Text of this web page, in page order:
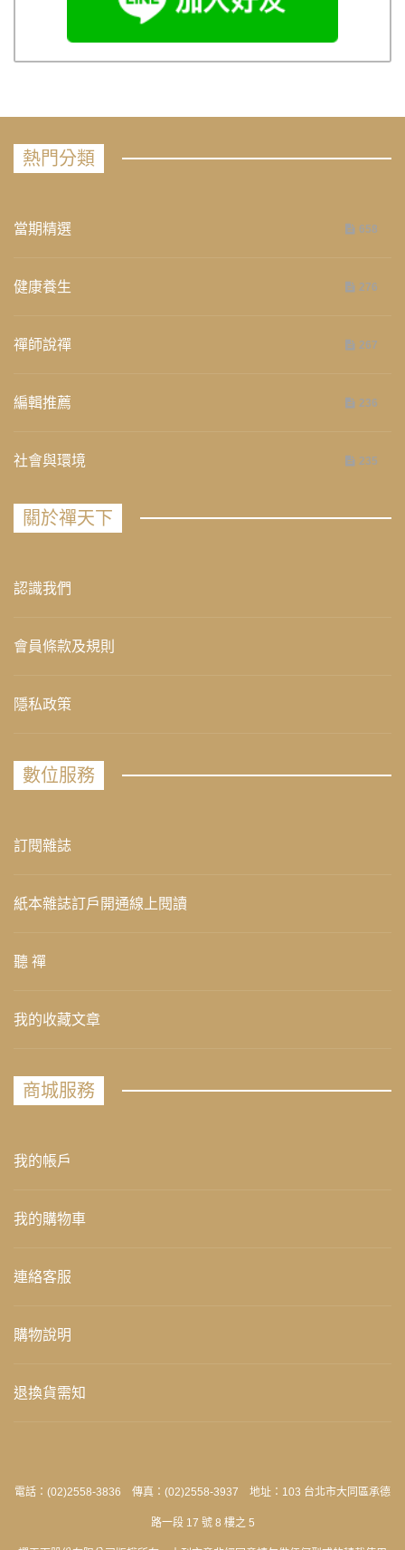
熱門分類
當期精選 658
健康養生 276
禪師說禪 267
編輯推薦 236
社會與環境 235
關於禪天下
認識我們
會員條款及規則
隱私政策
數位服務
訂閱雜誌
紙本雜誌訂戶開通線上閱讀
聽 禪
我的收藏文章
商城服務
我的帳戶
我的購物車
連絡客服
購物說明
退換貨需知
電話：(02)2558-3836 傳真：(02)2558-3937 地址：103 台北市大同區承德
路一段 17 號 8 樓之 5